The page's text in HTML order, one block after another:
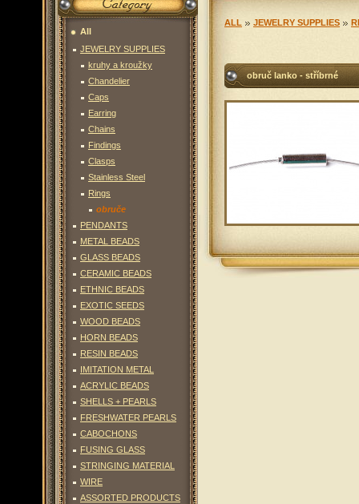
ALL JEWELRY SUPPLIES
obruč lanko - stříbrné
All
JEWELRY SUPPLIES
kruhy a kroužky
Chandelier
Caps
Earring
Chains
Findings
Clasps
Stainless Steel
Rings
obruče
PENDANTS
METAL BEADS
GLASS BEADS
CERAMIC BEADS
ETHNIC BEADS
EXOTIC SEEDS
WOOD BEADS
HORN BEADS
RESIN BEADS
IMITATION METAL
ACRYLIC BEADS
SHELLS + PEARLS
FRESHWATER PEARLS
CABOCHONS
FUSING GLASS
STRINGING MATERIAL
WIRE
ASSORTED PRODUCTS